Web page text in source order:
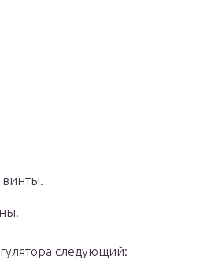
следующий: